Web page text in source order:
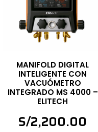
MANIFOLD DIGITAL
INTELIGENTE CON
VACUÓMETRO
INTEGRADO MS 4000 –
ELITECH
S/2,200.00